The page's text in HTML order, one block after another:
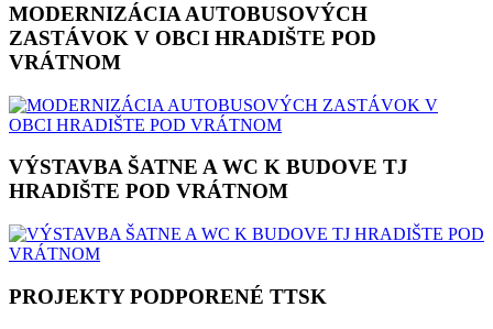
MODERNIZÁCIA AUTOBUSOVÝCH
ZASTÁVOK V OBCI HRADIŠTE POD
VRÁTNOM
VÝSTAVBA ŠATNE A WC K BUDOVE TJ
HRADIŠTE POD VRÁTNOM
PROJEKTY PODPORENÉ TTSK